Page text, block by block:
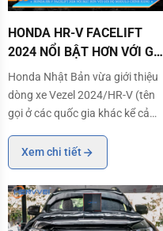
HONDA HR-V FACELIFT
2024 NỔI BẬT HƠN VỚI GÓI
ĐỘ MODULO CHÍNH HÃNG
Honda Nhật Bản vừa giới thiệu
dòng xe Vezel 2024/HR-V (tên
gọi ở các quốc gia khác kể cả
ra mắt phiên bản nâng cấp SUV
cỡ B (Facelift) với danh mục gói
phụ kiện Modulo chính hãng.
Hứa hẹn sẽ trở thành cơn sốt
trong ngành
Xem chi tiết